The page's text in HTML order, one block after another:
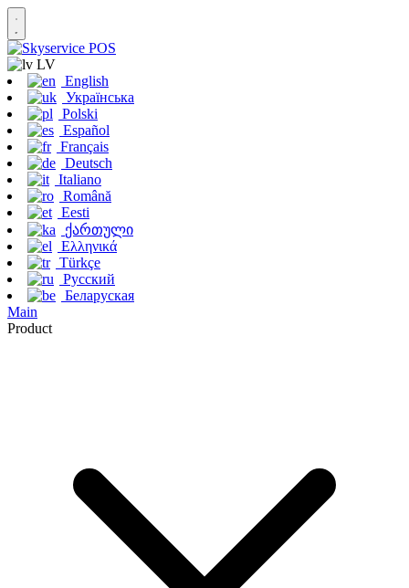
LV
English
Українська
Polski
Español
Français
Deutsch
Italiano
Română
Eesti
ქართული
Ελληνικά
Türkçe
Русский
Беларуская
Main
Product